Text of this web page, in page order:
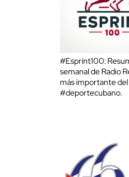
#Esprint100:
semanal de Radio
más importante del
#deportecubano.